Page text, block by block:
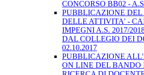
CONCORSO BB02 -
PUBBLICAZIONE
DELLE ATTIVITA' -
IMPEGNI A.S. 2017/
DAL COLLEGIO DEI
02.10.2017
PUBBLICAZIONE
ON LINE DEL BANDO